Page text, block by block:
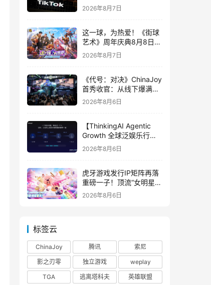
2026年8月7日
这一球，为热爱！《街球
艺术》周年庆典8月8日正
式上线，多重福利与全新
内容同步开启
2026年8月7日
《代号：对决》ChinaJoy
首秀收官：从线下爆满看
见玩家的真实期待
2026年8月6日
【ThinkingAI Agentic
Growth 全球泛娱乐行业
峰会】Agent 时代，人到
底负责什么
2026年8月6日
虎牙游戏发行IP矩阵再落
重磅一子！顶流“女明星”
ZANMANG LOOPY 正版
2026年8月6日
标签云
ChinaJoy 腾讯
索尼
影之刃零
独立游戏
weplay
TGA
逃离塔科夫
英雄联盟